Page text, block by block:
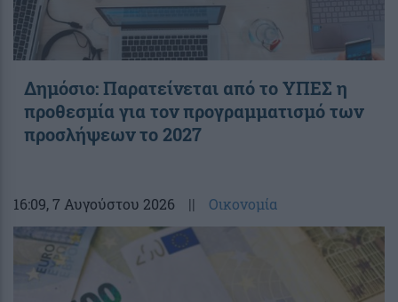
Δημόσιο: Παρατείνεται από το ΥΠΕΣ η
προθεσμία για τον προγραμματισμό των
προσλήψεων το 2027
16:09, 7 Αυγούστου 2026 || Οικονομία